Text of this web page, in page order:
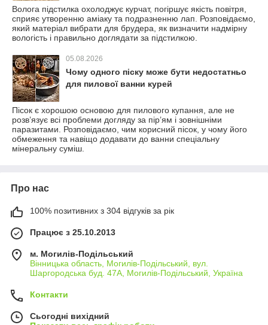
Волога підстилка охолоджує курчат, погіршує якість повітря,
сприяє утворенню аміаку та подразненню лап. Розповідаємо,
який матеріал вибрати для брудера, як визначити надмірну
вологість і правильно доглядати за підстилкою.
05.08.2026
Чому одного піску може бути недостатньо
для пилової ванни курей
Пісок є хорошою основою для пилового купання, але не
розв’язує всі проблеми догляду за пір’ям і зовнішніми
паразитами. Розповідаємо, чим корисний пісок, у чому його
обмеження та навіщо додавати до ванни спеціальну
мінеральну суміш.
Про нас
100% позитивних з 304 відгуків за рік
Працює з 25.10.2013
м. Могилів-Подільський
Вінницька область, Могилів-Подільський, вул.
Шаргородська буд. 47А, Могилів-Подільський, Україна
Контакти
Сьогодні вихідний